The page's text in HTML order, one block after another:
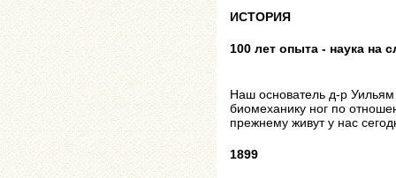
ИСТОРИЯ
100 лет опыта - наука на
Наш основатель д-р
биомеханику ног по
прежнему живут у нас
1899